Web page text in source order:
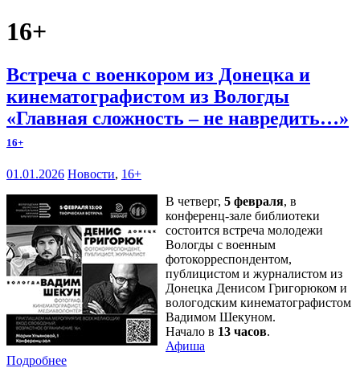
16+
Встреча с военкором из Донецка и
кинематографистом из Вологды
«Главная сложность – не навредить…»
16+
01.01.2026 Новости, 16+
В четверг, 5 февраля, в
конференц-зале библиотеки
состоится встреча молодежи
Вологды с военным
фотокорреспондентом,
публицистом и журналистом из
Донецка Денисом Григорюком и
вологодским кинематографистом
Вадимом Шекуном.
Начало в 13 часов.
Афиша
Подробнее